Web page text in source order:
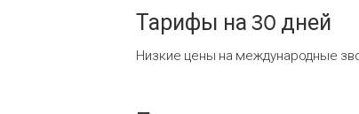
Тарифы на 30 дней
Низкие цены на международные